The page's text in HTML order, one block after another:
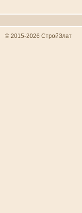
© 2015-2026 СтройЗлат